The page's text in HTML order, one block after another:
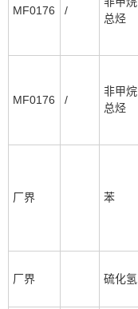
MF0176 /
总烃
MF0176 /
非甲烷
总烃
厂界 苯
厂界 硫化氢